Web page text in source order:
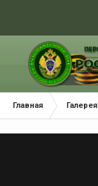
Главная Галерея